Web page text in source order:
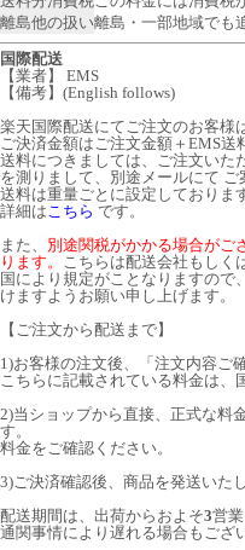
離島他の扱い離島・一部地域でも
国際配送
【業者】 EMS
【備考】(English follows)
楽天国際配送にてご注文のお客様
ご決済金額はご注文金額＋EMS送
送料につきましては、ご注文いた
を測りまして、別途メールにて ご
送料は重量ごとに設定しておりま
詳細はこちら です。
また、 別途関税がかかる場合がご
ります。 こちらは配送会社もしく
国により規定がことなりますので
けますようお願い申し上げます。
【ご注文から配送まで】
1)お客様の注文後、「注文内容ご
こちらに記載されている料金は、
2)当ショップから直接、正式な料
す。
料金をご確認ください。
3)ご決済確認後、商品を発送いたし
配送期間は、出荷からおよそ3営業
通関事情により遅れる場合もござ